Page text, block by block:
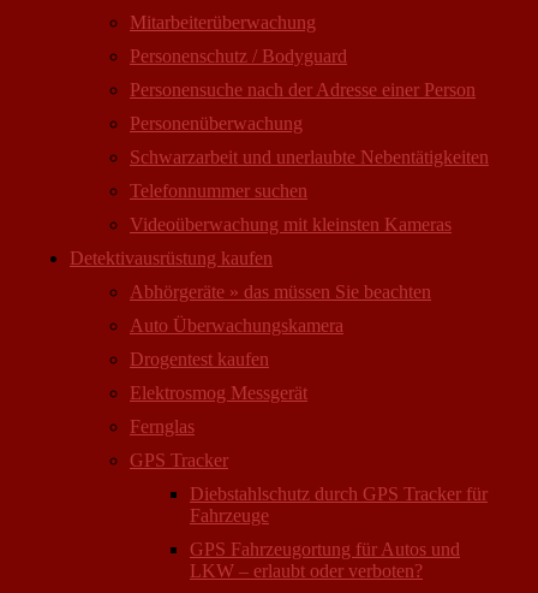
Mitarbeiter­überwachung
Personenschutz / Bodyguard
Personensuche nach der Adresse einer Person
Personen­überwachung
Schwarzarbeit und unerlaubte Nebentätigkeiten
Telefonnummer suchen
Videoüberwachung mit kleinsten Kameras
Detektivausrüstung kaufen
Abhörgeräte » das müssen Sie beachten
Auto Überwachungs­kamera
Drogentest kaufen
Elektrosmog Messgerät
Fernglas
GPS Tracker
Diebstahlschutz durch GPS Tracker für
Fahrzeuge
GPS Fahrzeugortung für Autos und
LKW – erlaubt oder verboten?